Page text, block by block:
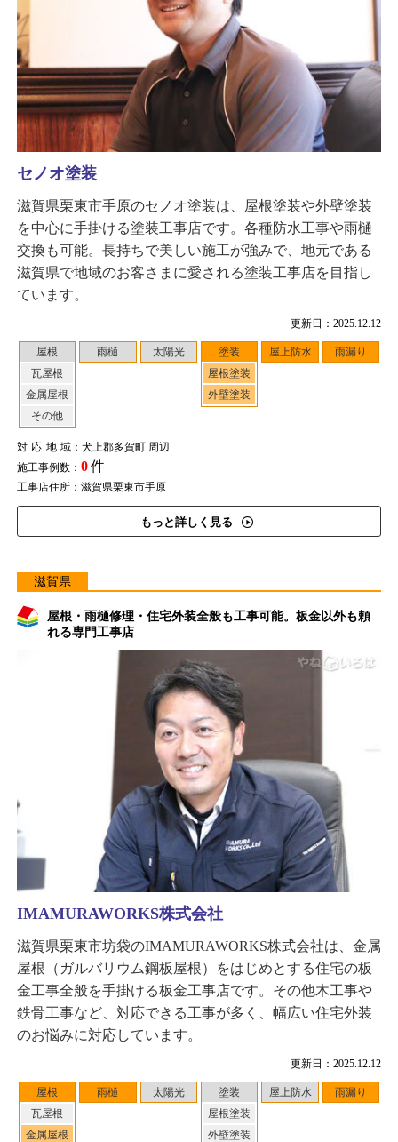
更新日：2025.12.12
屋根
瓦屋根
金属屋根
その他
雨樋 太陽光
塗装
屋根塗装
外壁塗装
屋上防水 雨漏り
対応地域：犬上郡多賀町 周辺
施工事例数： 0件
工事店住所：滋賀県栗東市手原
もっと詳しく見る
セノオ塗装
滋賀県栗東市手原のセノオ塗装は、屋根塗装や外壁塗装
を中心に手掛ける塗装工事店です。各種防水工事や雨樋
交換も可能。長持ちで美しい施工が強みで、地元である
滋賀県で地域のお客さまに愛される塗装工事店を目指し
ています。
滋賀県
屋根・雨樋修理・住宅外装全般も工事可能。板金以外も頼
れる専門工事店
更新日：2025.12.12
屋根
瓦屋根
金属屋根
雨樋 太陽光
塗装
屋根塗装
外壁塗装
屋上防水 雨漏り
IMAMURAWORKS株式会社
滋賀県栗東市坊袋のIMAMURAWORKS株式会社は、金属
屋根（ガルバリウム鋼板屋根）をはじめとする住宅の板
金工事全般を手掛ける板金工事店です。その他木工事や
鉄骨工事など、対応できる工事が多く、幅広い住宅外装
のお悩みに対応しています。